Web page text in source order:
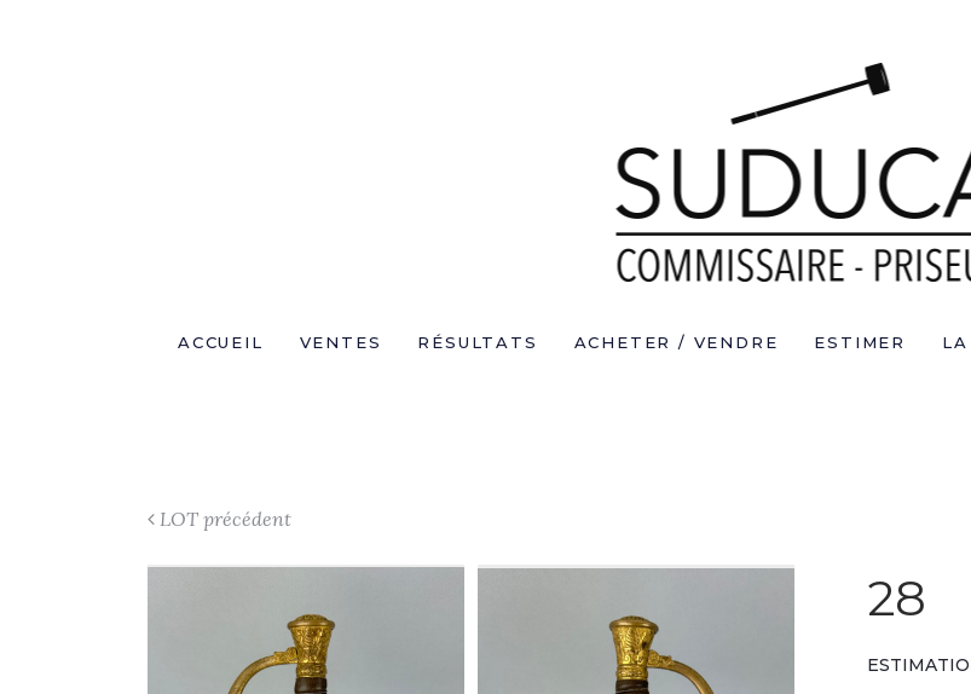
ACCUEIL VENTES RÉSULTATS ACHETER / VENDRE ESTIMER
LOT précédent
28